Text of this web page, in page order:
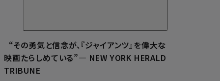
“その勇気と信念が、『ジャイアンツ』を偉大な
映画たらしめている”― NEW YORK HERALD
TRIBUNE